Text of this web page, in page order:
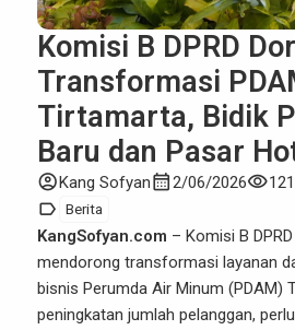
Komisi B DPRD
Transformasi
Tirtamarta, Bidik
Baru dan Pasar
account_circleKang Sofyancalendar_month2/06/2026visibility121
label Berita
KangSofyan.com – Komisi B
mendorong transformasi layanan
bisnis Perumda Air Minum (PDAM)
peningkatan jumlah pelanggan,